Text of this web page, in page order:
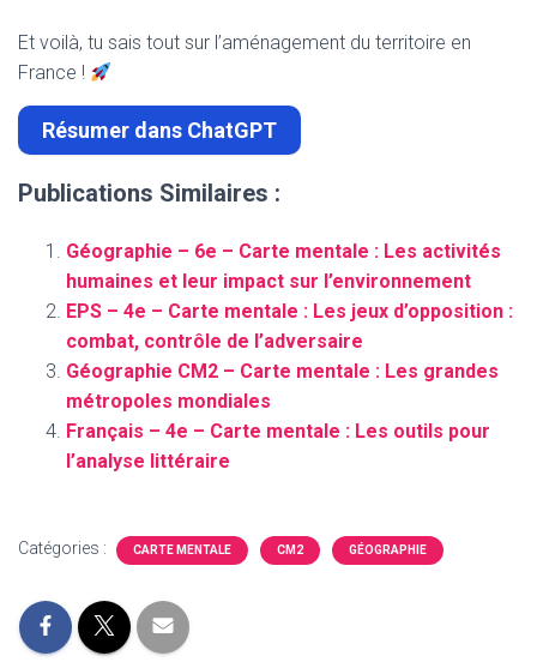
Et voilà, tu sais tout sur l’aménagement du territoire en
France !
Résumer dans ChatGPT
Publications Similaires :
Géographie – 6e – Carte mentale : Les activités
humaines et leur impact sur l’environnement
EPS – 4e – Carte mentale : Les jeux d’opposition :
combat, contrôle de l’adversaire
Géographie CM2 – Carte mentale : Les grandes
métropoles mondiales
Français – 4e – Carte mentale : Les outils pour
l’analyse littéraire
Catégories : CARTE MENTALE CM2 GÉOGRAPHIE